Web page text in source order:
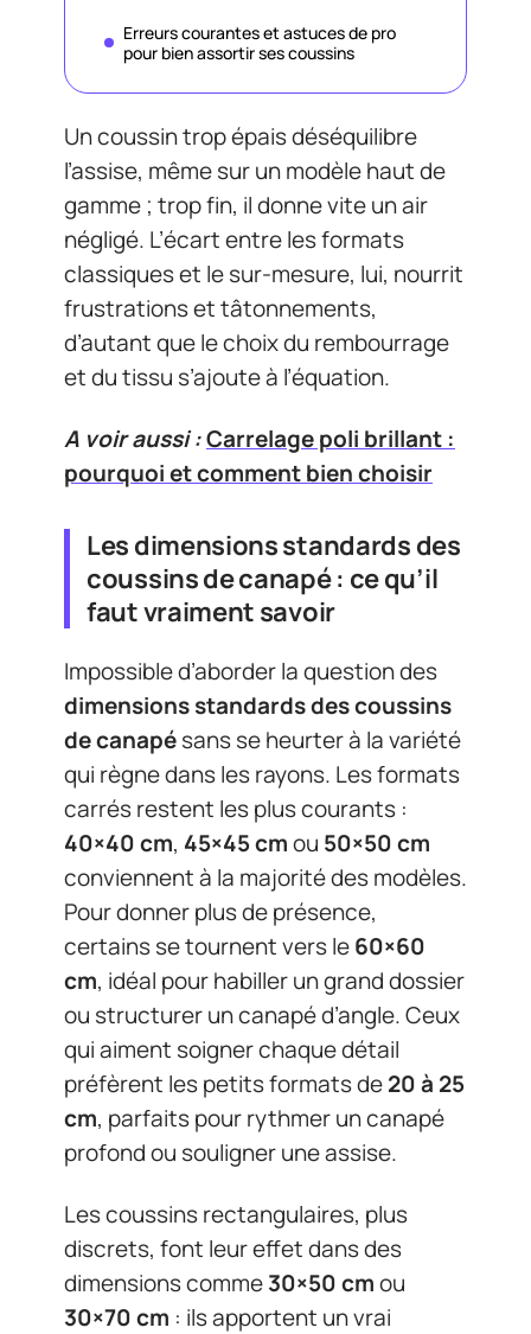
Erreurs courantes et astuces de pro
pour bien assortir ses coussins
Un coussin trop épais déséquilibre
l’assise, même sur un modèle haut de
gamme ; trop fin, il donne vite un air
négligé. L’écart entre les formats
classiques et le sur-mesure, lui, nourrit
frustrations et tâtonnements,
d’autant que le choix du rembourrage
et du tissu s’ajoute à l’équation.
A voir aussi :Carrelage poli brillant :
pourquoi et comment bien choisir
Les dimensions standards des
coussins de canapé : ce qu’il
faut vraiment savoir
Impossible d’aborder la question des
dimensions standards des coussins
de canapésans se heurter à la variété
qui règne dans les rayons. Les formats
carrés restent les plus courants :
40×40 cm, 45×45 cmou 50×50 cm
conviennent à la majorité des modèles.
Pour donner plus de présence,
certains se tournent vers le60×60
cm, idéal pour habiller un grand dossier
ou structurer un canapé d’angle. Ceux
qui aiment soigner chaque détail
préfèrent les petits formats de20 à 25
cm, parfaits pour rythmer un canapé
profond ou souligner une assise.
Les coussins rectangulaires, plus
discrets, font leur effet dans des
dimensions comme30×50 cmou
30×70 cm : ils apportent un vrai